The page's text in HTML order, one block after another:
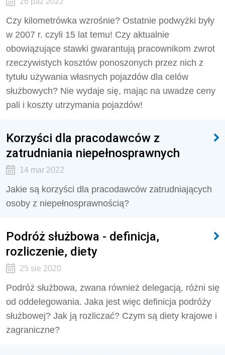
Czy kilometrówka wzrośnie? Ostatnie podwyżki były
w 2007 r. czyli 15 lat temu! Czy aktualnie
obowiązujące stawki gwarantują pracownikom zwrot
rzeczywistych kosztów ponoszonych przez nich z
tytułu używania własnych pojazdów dla celów
służbowych? Nie wydaje się, mając na uwadze ceny
pali i koszty utrzymania pojazdów!
Korzyści dla pracodawców z
zatrudniania niepełnosprawnych
14 mar 2022
Jakie są korzyści dla pracodawców zatrudniających
osoby z niepełnosprawnością?
Podróż służbowa - definicja,
rozliczenie, diety
25 sie 2020
Podróż służbowa, zwana również delegacją, różni się
od oddelegowania. Jaka jest więc definicja podróży
służbowej? Jak ją rozliczać? Czym są diety krajowe i
zagraniczne?